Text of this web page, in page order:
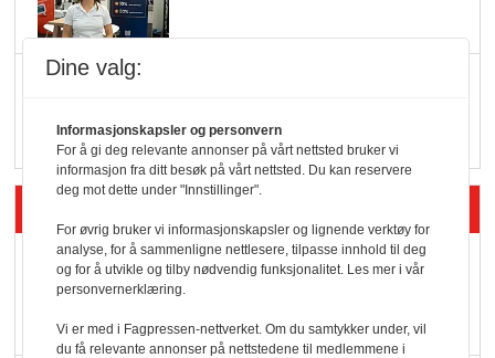
Rema i 2025
Kolonihagens norske
yoghurt: Trues av
melkemangel
Dine valg:
Informasjonskapsler og personvern
For å gi deg relevante annonser på vårt nettsted bruker vi
informasjon fra ditt besøk på vårt nettsted. Du kan reservere
deg mot dette under "Innstillinger".
For øvrig bruker vi informasjonskapsler og lignende verktøy for
analyse, for å sammenligne nettlesere, tilpasse innhold til deg
og for å utvikle og tilby nødvendig funksjonalitet. Les mer i vår
personvernerklæring.
Vi er med i Fagpressen-nettverket. Om du samtykker under, vil
du få relevante annonser på nettstedene til medlemmene i